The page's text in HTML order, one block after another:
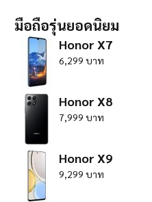
มือถือรุ่นยอดนิยม
Honor X7
6,299 บาท
Honor X8
7,999 บาท
Honor X9
9,299 บาท